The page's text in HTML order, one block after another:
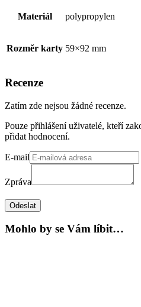
Materiál polypropylen
Rozměr karty 59×92 mm
Recenze
Zatím zde nejsou žádné recenze.
Pouze přihlášení uživatelé, kteří
přidat hodnocení.
E-mail
Zpráva
Odeslat
Mohlo by se Vám líbit…